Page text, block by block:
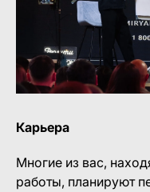
Карьера
Многие из вас,
работы, планируют